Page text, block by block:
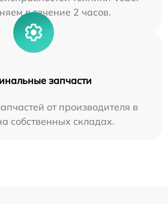
в течение 2 часов.
запчасти
от производителя в
собственных складах.